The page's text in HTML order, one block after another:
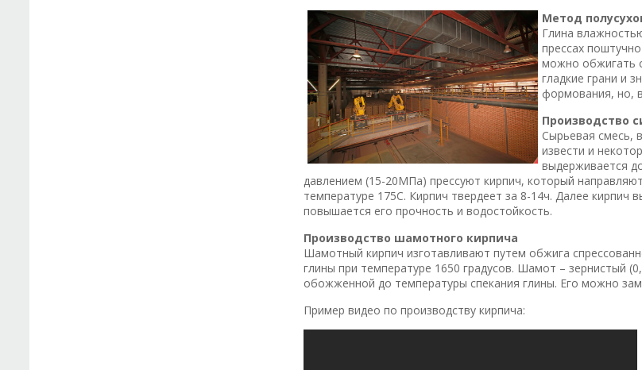
Метод
Глина
прессах
можно обжигать
гладкие грани и
формования, но,
Производство
Сырьевая смесь,
извести и
выдерживается
давлением (15-20МПа) прессуют кирпич, который
температуре 175С. Кирпич твердеет за 8-14ч. Далее кирпич
повышается его прочность и водостойкость.
Производство шамотного кирпича
Шамотный кирпич изготавливают путем обжига
глины при температуре 1650 градусов. Шамот – зернистый
обожженной до температуры спекания глины. Его можно
Пример видео по производству кирпича: